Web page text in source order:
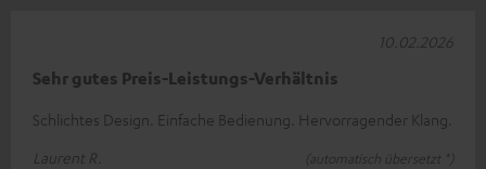
Sehr gutes Preis-Leistungs-Verhältnis
Schlichtes Design. Einfache Bedienung. Hervorragender Klang.
Laurent R.
(automatisch übersetzt *)
10.02.2026